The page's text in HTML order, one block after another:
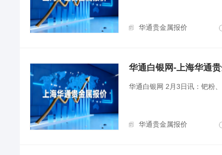
华通贵金属报价
华通白银网-上海华通
华通白银网 2月3日讯：钯粉
华通贵金属报价